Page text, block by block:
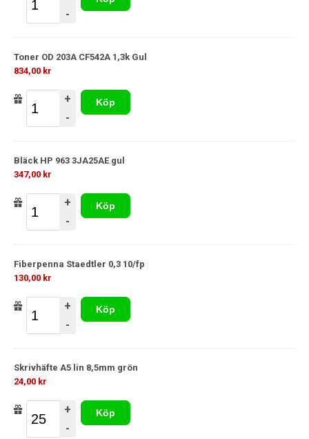
-
Toner OD 203A CF542A 1,3k Gul
834,00 kr
+
-
Köp
Bläck HP 963 3JA25AE gul
347,00 kr
+
-
Köp
Fiberpenna Staedtler 0,3 10/fp
130,00 kr
+
-
Köp
Skrivhäfte A5 lin 8,5mm grön
24,00 kr
+
-
Köp